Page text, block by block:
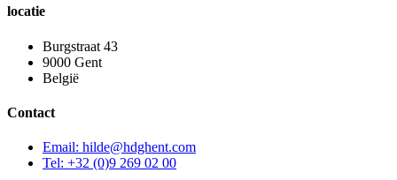
locatie
Burgstraat 43
9000 Gent
België
Contact
Email: hilde@hdghent.com
Tel: +32 (0)9 269 02 00